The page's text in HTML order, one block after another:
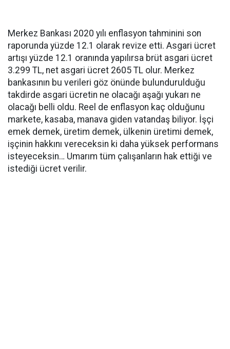
Merkez Bankası 2020 yılı enflasyon tahminini son
raporunda yüzde 12.1 olarak revize etti. Asgari ücret
artışı yüzde 12.1 oranında yapılırsa brüt asgari ücret
3.299 TL, net asgari ücret 2605 TL olur. Merkez
bankasının bu verileri göz önünde bulundurulduğu
takdirde asgari ücretin ne olacağı aşağı yukarı ne
olacağı belli oldu. Reel de enflasyon kaç olduğunu
markete, kasaba, manava giden vatandaş biliyor. İşçi
emek demek, üretim demek, ülkenin üretimi demek,
işçinin hakkını vereceksin ki daha yüksek performans
isteyeceksin… Umarım tüm çalışanların hak ettiği ve
istediği ücret verilir.